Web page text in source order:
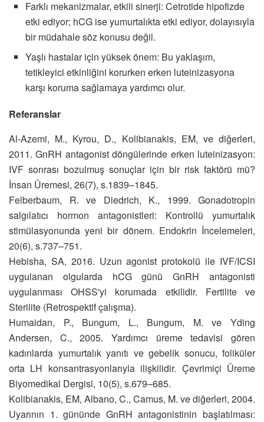
Farklı mekanizmalar, etkili sinerji: Cetrotide hipofizde
etki ediyor; hCG ise yumurtalıkta etki ediyor, dolayısıyla
bir müdahale söz konusu değil.
Yaşlı hastalar için yüksek önem: Bu yaklaşım,
tetikleyici etkinliğini korurken erken luteinizasyona
karşı koruma sağlamaya yardımcı olur.
Referanslar
Al-Azemi, M., Kyrou, D., Kolibianakis, EM, ve diğerleri,
2011. GnRH antagonist döngülerinde erken luteinizasyon:
IVF sonrası bozulmuş sonuçlar için bir risk faktörü mü?
İnsan Üremesi, 26(7), s.1839–1845.
Felberbaum, R. ve Diedrich, K., 1999. Gonadotropin
salgılatıcı hormon antagonistleri: Kontrollü yumurtalık
stimülasyonunda yeni bir dönem. Endokrin İncelemeleri,
20(6), s.737–751.
Hebisha, SA, 2016. Uzun agonist protokolü ile IVF/ICSI
uygulanan olgularda hCG günü GnRH antagonisti
uygulanması OHSS'yi korumada etkilidir. Fertilite ve
Sterilite (Retrospektif çalışma).
Humaidan, P., Bungum, L., Bungum, M. ve Yding
Andersen, C., 2005. Yardımcı üreme tedavisi gören
kadınlarda yumurtalık yanıtı ve gebelik sonucu, foliküler
orta LH konsantrasyonlarıyla ilişkilidir. Çevrimiçi Üreme
Biyomedikal Dergisi, 10(5), s.679–685.
Kolibianakis, EM, Albano, C., Camus, M. ve diğerleri, 2004.
Uyarının 1. gününde GnRH antagonistinin başlatılması: